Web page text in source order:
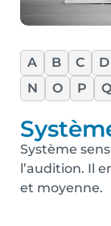
A B C D
N
O P Q
Système
l’audition. Il
et moyenne.